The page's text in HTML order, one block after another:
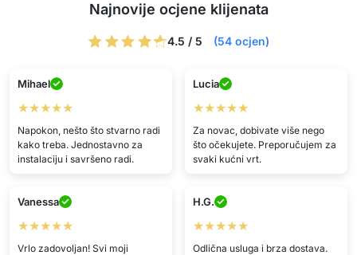
Najnovije ocjene klijenata
4.5 / 5 (54 ocjen)
Mihael
★★★★★
Napokon, nešto što stvarno radi
kako treba. Jednostavno za
instalaciju i savršeno radi.
Lucia
★★★★★
Za novac, dobivate više nego
što očekujete. Preporučujem za
svaki kućni vrt.
Vanessa
★★★★★
Vrlo zadovoljan! Svi moji
H.G.
★★★★★
Odlična usluga i brza dostava.